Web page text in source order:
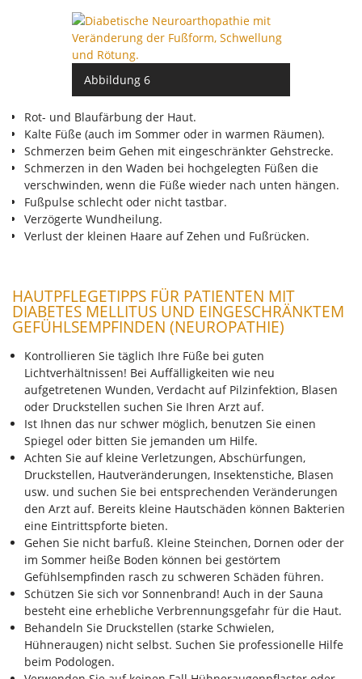
Abbildung 6
Rot- und Blaufärbung der Haut.
Kalte Füße (auch im Sommer oder in warmen Räumen).
Schmerzen beim Gehen mit eingeschränkter Gehstrecke.
Schmerzen in den Waden bei hochgelegten Füßen die
verschwinden, wenn die Füße wieder nach unten hängen.
Fußpulse schlecht oder nicht tastbar.
Verzögerte Wundheilung.
Verlust der kleinen Haare auf Zehen und Fußrücken.
HAUTPFLEGETIPPS FÜR PATIENTEN MIT
DIABETES MELLITUS UND EINGESCHRÄNKTEM
GEFÜHLSEMPFINDEN (NEUROPATHIE)
Kontrollieren Sie täglich Ihre Füße bei guten
Lichtverhältnissen! Bei Auffälligkeiten wie neu
aufgetretenen Wunden, Verdacht auf Pilzinfektion, Blasen
oder Druckstellen suchen Sie Ihren Arzt auf.
Ist Ihnen das nur schwer möglich, benutzen Sie einen
Spiegel oder bitten Sie jemanden um Hilfe.
Achten Sie auf kleine Verletzungen, Abschürfungen,
Druckstellen, Hautveränderungen, Insektenstiche, Blasen
usw. und suchen Sie bei entsprechenden Veränderungen
den Arzt auf. Bereits kleine Hautschäden können Bakterien
eine Eintrittspforte bieten.
Gehen Sie nicht barfuß. Kleine Steinchen, Dornen oder der
im Sommer heiße Boden können bei gestörtem
Gefühlsempfinden rasch zu schweren Schäden führen.
Schützen Sie sich vor Sonnenbrand! Auch in der Sauna
besteht eine erhebliche Verbrennungsgefahr für die Haut.
Behandeln Sie Druckstellen (starke Schwielen,
Hühneraugen) nicht selbst. Suchen Sie professionelle Hilfe
beim Podologen.